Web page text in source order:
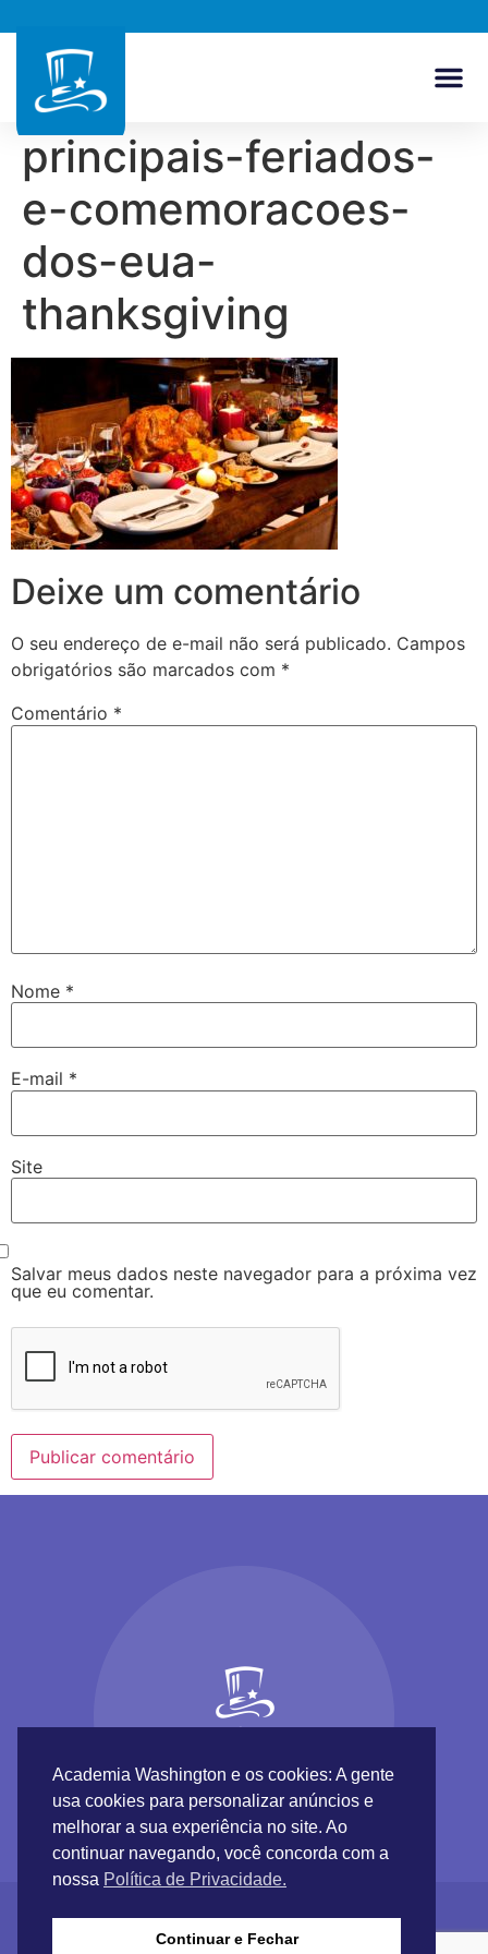
principais-feriados-
e-comemoracoes-
dos-eua-
thanksgiving
Deixe um comentário
O seu endereço de e-mail não será publicado. Campos
obrigatórios são marcados com *
Comentário *
Nome *
E-mail *
Site
Salvar meus dados neste navegador para a próxima vez
que eu comentar.
Academia Washington e os cookies: A gente
usa cookies para personalizar anúncios e
melhorar a sua experiência no site. Ao
continuar navegando, você concorda com a
nossa Política de Privacidade.
Continuar e Fechar